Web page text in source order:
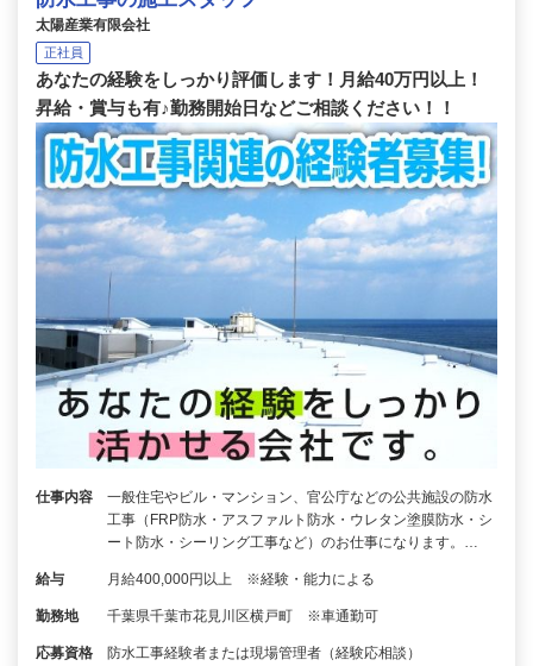
太陽産業有限会社
正社員
あなたの経験をしっかり評価します！月給40万円以上！
昇給・賞与も有♪勤務開始日などご相談ください！！
仕事内容
一般住宅やビル・マンション、官公庁などの公共施設の防水
工事（FRP防水・アスファルト防水・ウレタン塗膜防水・シ
ート防水・シーリング工事など）のお仕事になります。…
給与 月給400,000円以上 ※経験・能力による
勤務地 千葉県千葉市花見川区横戸町 ※車通勤可
応募資格 防水工事経験者または現場管理者（経験応相談）